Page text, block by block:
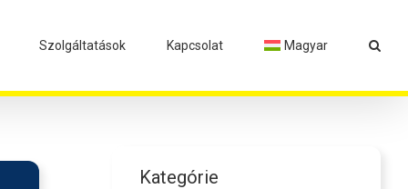
Szolgáltatások Kapcsolat Magyar
Kategórie